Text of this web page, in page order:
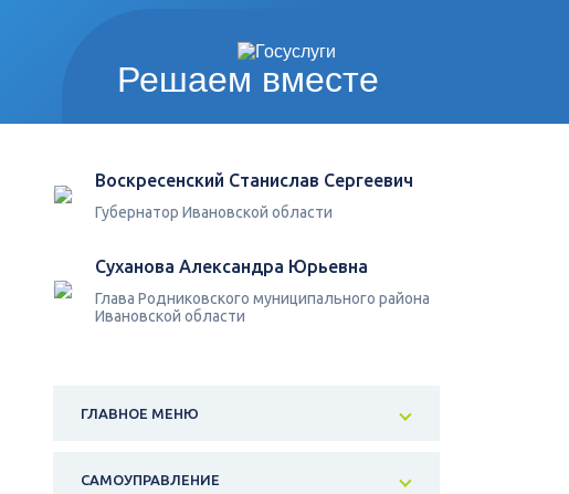
Решаем вместе
Воскресенский Станислав Сергеевич
Губернатор Ивановской области
Суханова Александра Юрьевна
Глава Родниковского муниципального района
Ивановской области
ГЛАВНОЕ МЕНЮ
САМОУПРАВЛЕНИЕ